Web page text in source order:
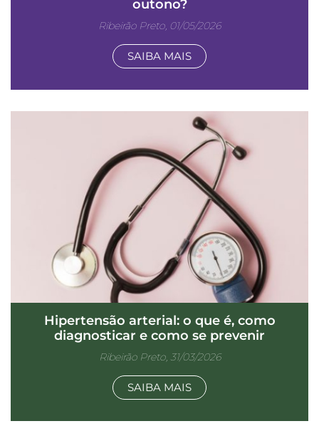
outono?
Ribeirão Preto, 01/05/2026
SAIBA MAIS
Hipertensão arterial: o que é, como
diagnosticar e como se prevenir
Ribeirão Preto, 31/03/2026
SAIBA MAIS